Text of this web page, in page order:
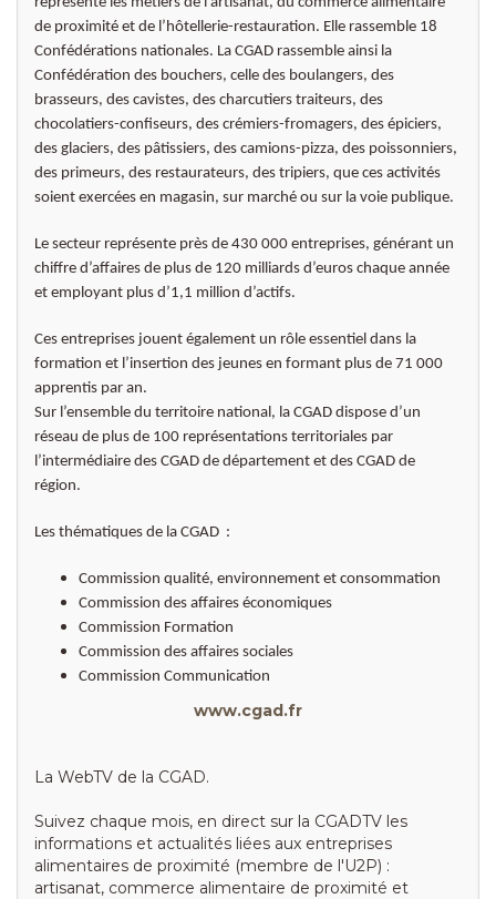
de proximité et de l’hôtellerie-restauration. Elle rassemble 18
Confédérations nationales. La CGAD rassemble ainsi la
Confédération des bouchers, celle des boulangers, des
brasseurs, des cavistes, des charcutiers traiteurs, des
chocolatiers-confiseurs, des crémiers-fromagers, des épiciers,
des glaciers, des pâtissiers, des camions-pizza, des poissonniers,
des primeurs, des restaurateurs, des tripiers, que ces activités
soient exercées en magasin, sur marché ou sur la voie publique.
Le secteur représente près de 430 000 entreprises, générant un
chiffre d’affaires de plus de 120 milliards d’euros chaque année
et employant plus d’1,1 million d’actifs.
Ces entreprises jouent également un rôle essentiel dans la
formation et l’insertion des jeunes en formant plus de 71 000
apprentis par an.
Sur l’ensemble du territoire national, la CGAD dispose d’un
réseau de plus de 100 représentations territoriales par
l’intermédiaire des CGAD de département et des CGAD de
région.
Les thématiques de la CGAD :
Commission qualité, environnement et consommation
Commission des affaires économiques
Commission Formation
Commission des affaires sociales
Commission Communication
www.cgad.fr
La WebTV de la CGAD.
Suivez chaque mois, en direct sur la CGADTV les
informations et actualités liées aux entreprises
alimentaires de proximité (membre de l'U2P) :
artisanat, commerce alimentaire de proximité et